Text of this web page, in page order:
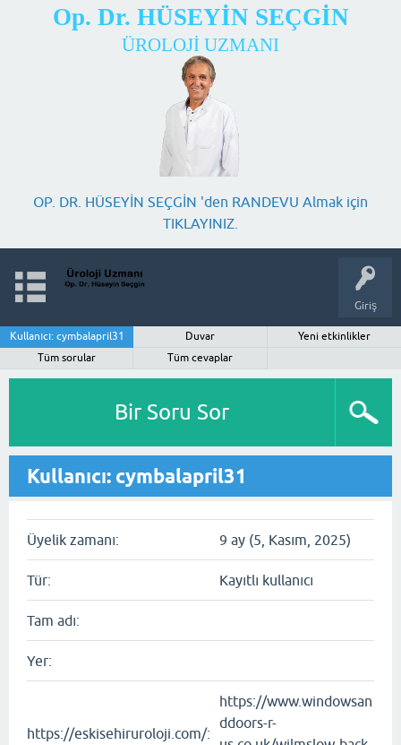
Op. Dr. HÜSEYİN SEÇGİN
ÜROLOJİ UZMANI
OP. DR. HÜSEYİN SEÇGİN 'den RANDEVU Almak için
TIKLAYINIZ.
Giriş
Kullanıcı: cymbalapril31 Duvar
Yeni etkinlikler
Tüm sorular
Tüm cevaplar
Bir Soru Sor
Kullanıcı: cymbalapril31
Üyelik zamanı: 9 ay (5, Kasım, 2025)
Tür: Kayıtlı kullanıcı
Tam adı:
Yer:
https://eskisehiruroloji.com/:
https://www.windowsan
ddoors-r-